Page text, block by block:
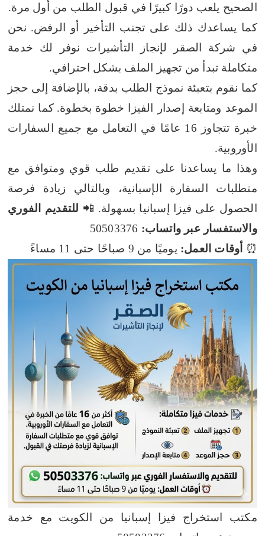
الصحيح يلعب دورًا كبيرًا في قبول الطلب من أول مرة.
كما يساعدك ذلك على تجنب التأخير أو الرفض. نحن
في شركة الصقر لإنجاز التأشيرات نوفر لك خدمة
متكاملة تبدأ من تجهيز الملف بشكل احترافي.
كما نقوم بتعبئة نموذج الطلب بدقة، بالإضافة إلى حجز
الموعد ومتابعة إصدار الفيزا خطوة بخطوة. كما نمتلك
خبرة تتجاوز 16 عامًا في التعامل مع جميع السفارات
الأوروبية.
وهذا ما يساعدنا على تقديم طلب قوي ومتوافق مع
متطلبات السفارة الإسبانية، وبالتالي زيادة فرصة
الحصول على فيزا إسبانيا بسهولة. 📲 للتقديم الفوري
والاستفسار عبر واتساب:
⏰
أوقات العمل: يوميًا من 9 صباحًا حتى 11 مساءً
مكتب استخراج فيزا إسبانيا من الكويت مع خدمة